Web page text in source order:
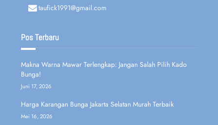
taufick1991@gmail.com
Pos Terbaru
Makna Warna Mawar Terlengkap: Jangan Salah Pilih Kado
Bunga!
Juni 17, 2026
Harga Karangan Bunga Jakarta Selatan Murah Terbaik
Mei 16, 2026